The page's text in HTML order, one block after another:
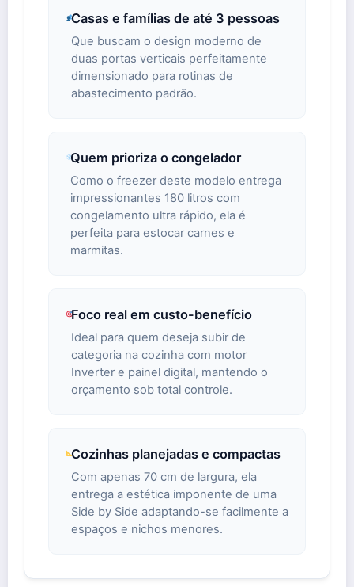
Casas e famílias de até 3 pessoas
Que buscam o design moderno de
duas portas verticais perfeitamente
dimensionado para rotinas de
abastecimento padrão.
Quem prioriza o congelador
Como o freezer deste modelo entrega
impressionantes 180 litros com
congelamento ultra rápido, ela é
perfeita para estocar carnes e
marmitas.
Foco real em custo-benefício
Ideal para quem deseja subir de
categoria na cozinha com motor
Inverter e painel digital, mantendo o
orçamento sob total controle.
Cozinhas planejadas e compactas
Com apenas 70 cm de largura, ela
entrega a estética imponente de uma
Side by Side adaptando-se facilmente a
espaços e nichos menores.